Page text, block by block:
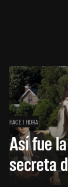
HACE 1 HORA
Así fue
secreta